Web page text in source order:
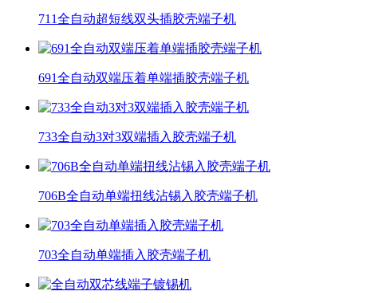
711全自动超短线双头插胶壳端子机
691全自动双端压着单端插胶壳端子机
733全自动3对3双端插入胶壳端子机
706B全自动单端扭线沾锡入胶壳端子机
703全自动单端插入胶壳端子机